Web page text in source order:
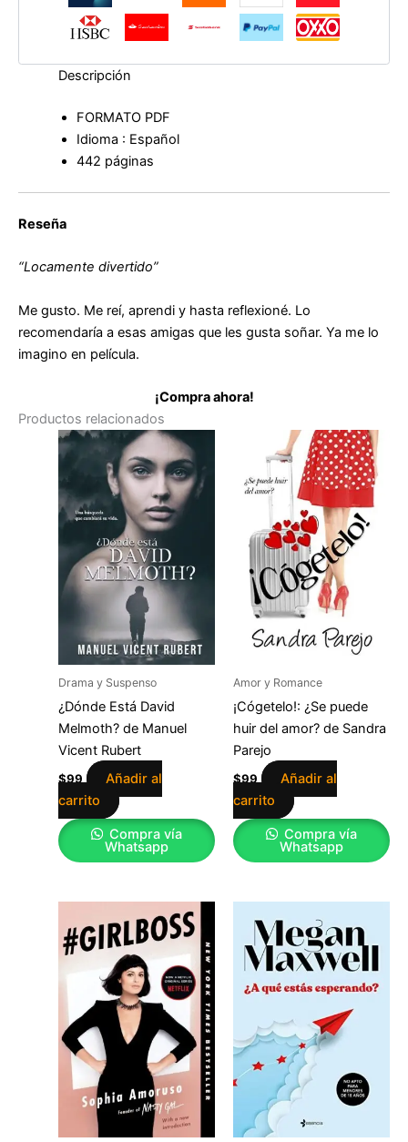
Descripción
FORMATO PDF
Idioma : Español
442 páginas
Reseña
“Locamente divertido”
Me gusto. Me reí, aprendi y hasta reflexioné. Lo
recomendaría a esas amigas que les gusta soñar. Ya me lo
imagino en película.
¡Compra ahora!
Productos relacionados
Drama y Suspenso
¿Dónde Está David
Melmoth? de Manuel
Vicent Rubert
$99
Añadir al
carrito
Compra vía
Whatsapp
Amor y Romance
¡Cógetelo!: ¿Se puede
huir del amor? de Sandra
Parejo
$99
Añadir al
carrito
Compra vía
Whatsapp